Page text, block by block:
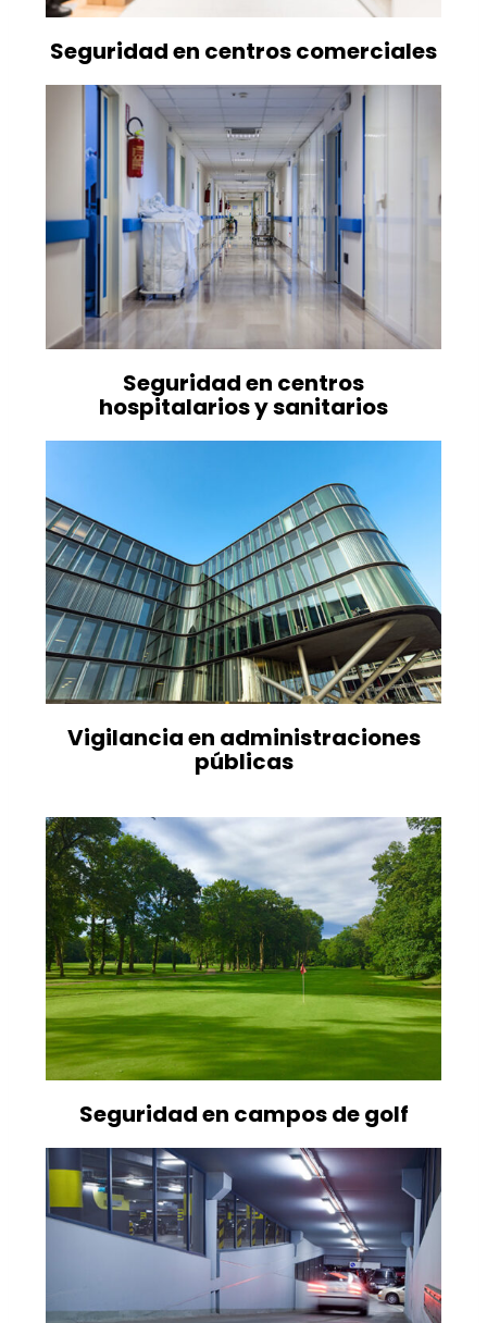
Seguridad en centros comerciales
Seguridad en centros
hospitalarios y sanitarios
Vigilancia en administraciones
públicas
Seguridad en campos de golf